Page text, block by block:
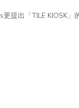
提出「TILE KIOSK